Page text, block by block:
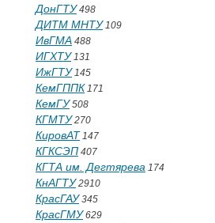
ДонГТУ498
ДИТМ МНТУ109
ИвГМА 488
ИГХТУ131
ИжГТУ145
КемГППК 171
КемГУ508
КГМТУ270
КировАТ 147
КГКСЭП 407
КГТА им. Дегтярева 174
КнАГТУ2910
КрасГАУ345
КрасГМУ629